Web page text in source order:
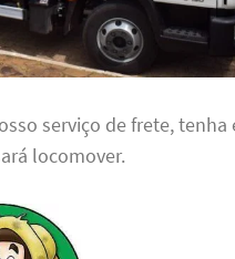
serviço de frete, tenha
locomover.